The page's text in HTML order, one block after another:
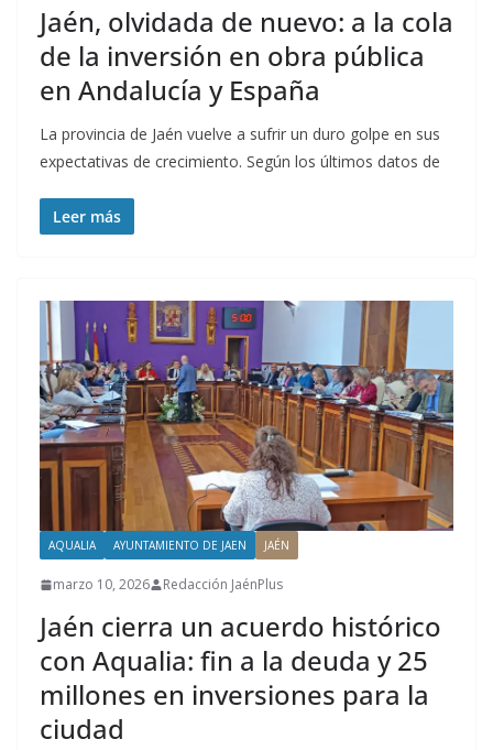
Jaén, olvidada de nuevo: a la cola
de la inversión en obra pública
en Andalucía y España
La provincia de Jaén vuelve a sufrir un duro golpe en sus
expectativas de crecimiento. Según los últimos datos de
Leer más
AQUALIA AYUNTAMIENTO DE JAEN JAÉN
marzo 10, 2026 Redacción JaénPlus
Jaén cierra un acuerdo histórico
con Aqualia: fin a la deuda y 25
millones en inversiones para la
ciudad